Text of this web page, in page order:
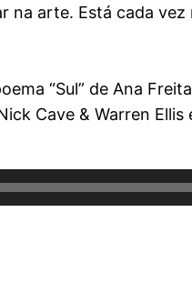
na arte. Está cada
“Sul” de Ana
Cave & Warren